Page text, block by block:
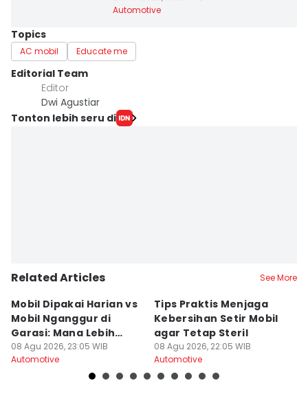
Automotive
Topics
AC mobil Educate me
Editorial Team
Editor
Dwi Agustiar
Tonton lebih seru di
Related Articles See More
Mobil Dipakai Harian vs
Mobil Nganggur di
Garasi: Mana Lebih
Awet?
08 Agu 2026, 23:05 WIB
Automotive
Tips Praktis Menjaga
Kebersihan Setir Mobil
agar Tetap Steril
08 Agu 2026, 22:05 WIB
Automotive